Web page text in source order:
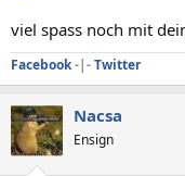
viel spass noch mit
Facebook-|-Twitter
Nacsa
Ensign